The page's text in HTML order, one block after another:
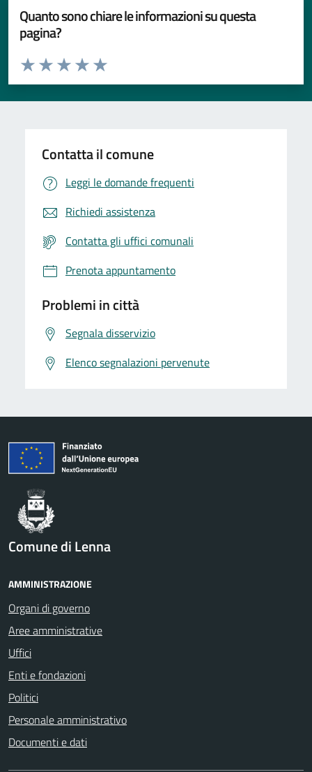
Quanto sono chiare le informazioni su questa
pagina?
Valuta da 1 a 5 stelle la pagina
Valuta 5 stelle su 5
Valuta 4 stelle su 5
Valuta 3 stelle su 5
Valuta 2 stelle su 5
Valuta 1 stelle su 5
Contatta il comune
Leggi le domande frequenti
Richiedi assistenza
Contatta gli uffici comunali
Prenota appuntamento
Problemi in città
Segnala disservizio
Elenco segnalazioni pervenute
Comune di Lenna
AMMINISTRAZIONE
Organi di governo
Aree amministrative
Uffici
Enti e fondazioni
Politici
Personale amministrativo
Documenti e dati